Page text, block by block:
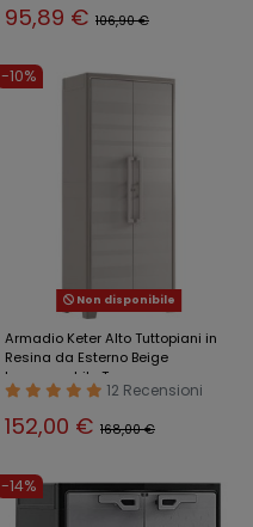
95,89 € 106,90 €
-10%
Non disponibile
Armadio Keter Alto Tuttopiani in
Resina da Esterno Beige
Impermeabile Terrazzo
12 Recensioni
152,00 € 168,00 €
-14%